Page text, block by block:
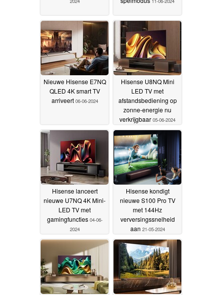
Nieuwe Hisense E7NQ
QLED 4K smart TV
arriveert 06-06-2024
Hisense U8NQ Mini
LED TV met
afstandsbediening op
zonne-energie nu
verkrijgbaar 05-06-2024
Hisense lanceert
nieuwe U7NQ 4K Mini-
LED TV met
gamingfuncties 04-06-
2024
Hisense kondigt
nieuwe S100 Pro TV
met 144Hz
verversingssnelheid
aan 21-05-2024